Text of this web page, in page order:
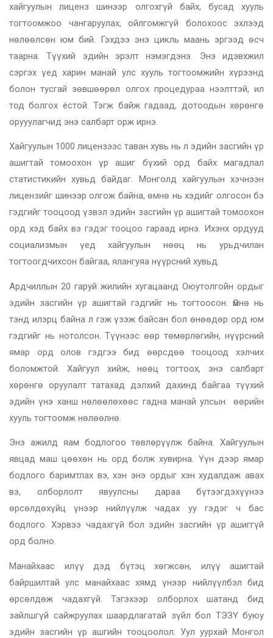
хайгуулын лиценз шинээр олгохгүй байх, бусад хууль
тогтоомжоо чангаруулах, ойлгомжгүй болохоос эхлээд
нөлөөлсөн юм бий. Гэхдээ энэ цикль маань эргээд өсч
таарна. Түүхий эдийн эрэлт нэмэгдэнэ. Энэ идэвхжил
сэргэх үед харин манай улс хууль тогтоомжийн хүрээнд
болон тусгай зөвшөөрөл олгох процедураа нээлттэй, ил
тод болгох ёстой. Тэгж байж гадаад, дотоодын хөрөнгө
орууулагчид энэ салбарт орж ирнэ.
Хайгуулын 1000 лицензээс таван хувь нь л эдийн засгийн үр
ашигтай томоохон үр ашиг бүхий орд байх магадлал
статистикийн хувьд байдаг. Монголд хайгуулын хэчнээн
лицензийг шинээр олгож байна, өмнө нь хэдийг олгосон бэ
гэдгийг тооцоод үзвэл эдийн засгийн үр ашигтай томоохон
орд хэд байх вэ гэдэг тооцоо гараад ирнэ. Ихэнх ордууд
социализмын үед хайгуулын нөөц нь урьдчилан
тогтоогдчихсон байгаа, ялангуяа нүүрсний хувьд.
Ардчиллын 20 гаруй жилийн хугацаанд Оюутолгойн ордыг
эдийн засгийн үр ашигтай гэдгийг нь тогтоосон. Өмнө нь
тэнд илэрц байна л гэж үзэж байсан бол өнөөдөр орд юм
гэдгийг нь нотолсон. Түүнээс өөр төмөрлөгийн, нүүрсний
ямар орд олов гэдгээ бид өөрсдөө тооцоод хэлчих
боломжтой. Хайгуул хийж, нөөц тогтоох, энэ салбарт
хөрөнгө оруулалт татахад дэлхий дахинд байгаа түүхий
эдийн үнэ ханш нөлөөлөхөөс гадна манай улсын өөрийн
хууль тогтоомж нөлөөлнө.
Энэ ажилд яам бодлогоо төвлөрүүлж байна. Хайгуулын
явцад маш цөөхөн нь орд болж хувирна. Үүн дээр ямар
бодлого баримтлах вэ, хэн энэ ордыг хэн худалдаж авах
вэ, олборлолт явуулсны дараа бүтээгдэхүүнээ
өрсөлдөхүйц үнээр нийлүүлж чадах уу гэдэг ч бас
бодлого. Хэрвээ чадахгүй бол эдийн засгийн үр ашиггүй
орд болно.
Манайхаас илүү дэд бүтэц хөгжсөн, илүү ашигтай
байршилтай улс манайхаас хямд үнээр нийлүүлбэл бид
өрсөлдөж чадахгүй. Тэгэхээр олборлох шатанд бид
зайлшгүй сайжруулах шаардлагатай зүйл бол ТЭЗҮ буюу
эдийн засгийн үр ашгийн тооцоолол. Уул уурхай Монгол